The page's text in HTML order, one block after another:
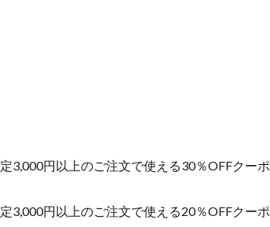
円以上のご注文で使える30％OFFクーポ
円以上のご注文で使える20％OFFクーポ